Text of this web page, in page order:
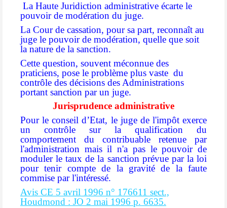
La Haute Juridiction administrative écarte le
pouvoir de modération du juge.
La Cour de cassation, pour sa part, reconnaît au
juge le pouvoir de modération, quelle que soit
la nature de la sanction.
Cette question, souvent méconnue des
praticiens, pose le problème plus vaste du
contrôle des décisions des Administrations
portant sanction par un juge.
Jurisprudence administrative
Pour le conseil d’Etat, le juge de l'impôt exerce
un contrôle sur la qualification du
comportement du contribuable retenue par
l'administration mais il n'a pas le pouvoir de
moduler le taux de la sanction prévue par la loi
pour tenir compte de la gravité de la faute
commise par l'intéressé.
Avis CE 5 avril 1996 n° 176611 sect.,
Houdmond : JO 2 mai 1996 p. 6635.